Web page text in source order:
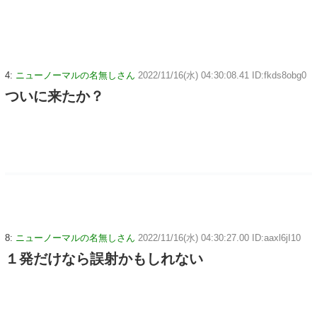
4: ニューノーマルの名無しさん 2022/11/16(水) 04:30:08.41 ID:fkds8obg0
ついに来たか？
8: ニューノーマルの名無しさん 2022/11/16(水) 04:30:27.00 ID:aaxl6jI10
１発だけなら誤射かもしれない